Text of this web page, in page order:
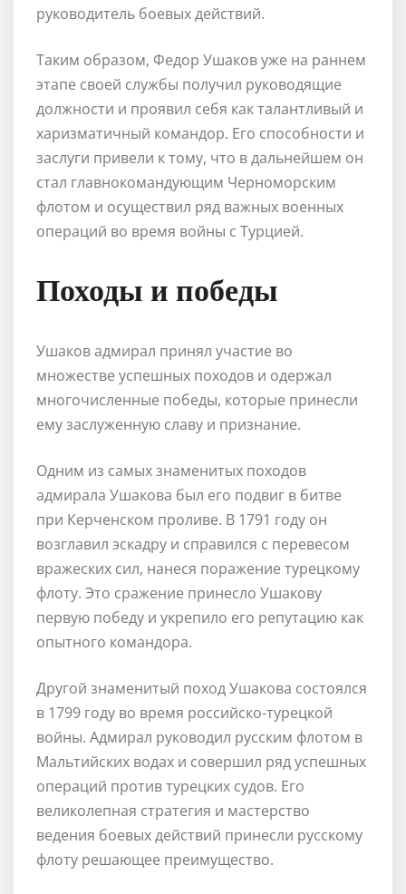
руководитель боевых действий.
Таким образом, Федор Ушаков уже на раннем
этапе своей службы получил руководящие
должности и проявил себя как талантливый и
харизматичный командор. Его способности и
заслуги привели к тому, что в дальнейшем он
стал главнокомандующим Черноморским
флотом и осуществил ряд важных военных
операций во время войны с Турцией.
Походы и победы
Ушаков адмирал принял участие во
множестве успешных походов и одержал
многочисленные победы, которые принесли
ему заслуженную славу и признание.
Одним из самых знаменитых походов
адмирала Ушакова был его подвиг в битве
при Керченском проливе. В 1791 году он
возглавил эскадру и справился с перевесом
вражеских сил, нанеся поражение турецкому
флоту. Это сражение принесло Ушакову
первую победу и укрепило его репутацию как
опытного командора.
Другой знаменитый поход Ушакова состоялся
в 1799 году во время российско-турецкой
войны. Адмирал руководил русским флотом в
Мальтийских водах и совершил ряд успешных
операций против турецких судов. Его
великолепная стратегия и мастерство
ведения боевых действий принесли русскому
флоту решающее преимущество.